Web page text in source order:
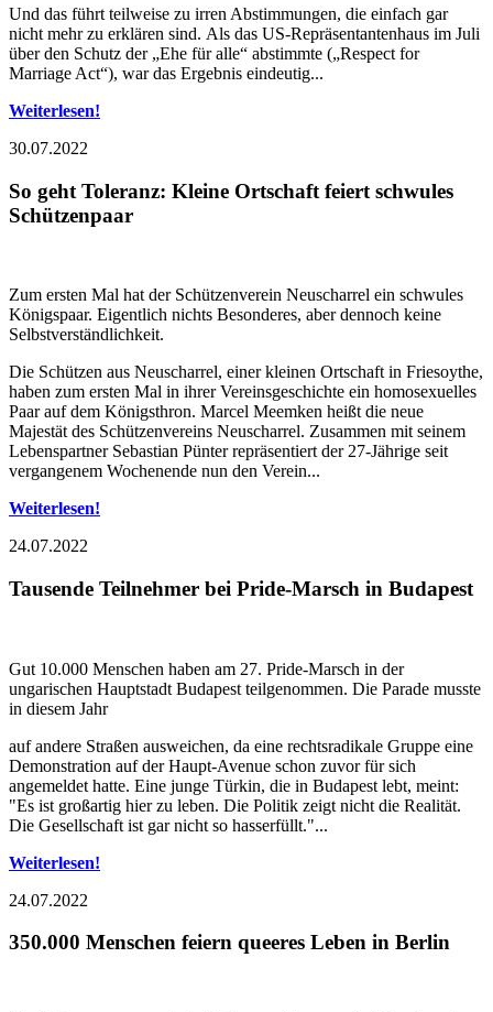
Und das führt teilweise zu irren Abstimmungen, die einfach gar
nicht mehr zu erklären sind. Als das US-Repräsentantenhaus im Juli
über den Schutz der „Ehe für alle“ abstimmte („Respect for
Marriage Act“), war das Ergebnis eindeutig...
Weiterlesen!
30.07.2022
So geht Toleranz: Kleine Ortschaft feiert schwules
Schützenpaar
Zum ersten Mal hat der Schützenverein Neuscharrel ein schwules
Königspaar. Eigentlich nichts Besonderes, aber dennoch keine
Selbstverständlichkeit.
Die Schützen aus Neuscharrel, einer kleinen Ortschaft in Friesoythe,
haben zum ersten Mal in ihrer Vereinsgeschichte ein homosexuelles
Paar auf dem Königsthron. Marcel Meemken heißt die neue
Majestät des Schützenvereins Neuscharrel. Zusammen mit seinem
Lebenspartner Sebastian Pünter repräsentiert der 27-Jährige seit
vergangenem Wochenende nun den Verein...
Weiterlesen!
24.07.2022
Tausende Teilnehmer bei Pride-Marsch in Budapest
Gut 10.000 Menschen haben am 27. Pride-Marsch in der
ungarischen Hauptstadt Budapest teilgenommen. Die Parade musste
in diesem Jahr
auf andere Straßen ausweichen, da eine rechtsradikale Gruppe eine
Demonstration auf der Haupt-Avenue schon zuvor für sich
angemeldet hatte. Eine junge Türkin, die in Budapest lebt, meint:
"Es ist großartig hier zu leben. Die Politik zeigt nicht die Realität.
Die Gesellschaft ist gar nicht so hasserfüllt."...
Weiterlesen!
24.07.2022
350.000 Menschen feiern queeres Leben in Berlin